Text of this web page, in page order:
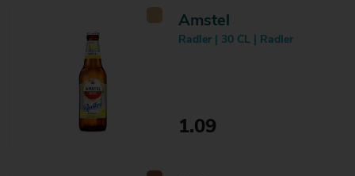
Amstel
Radler | 30 CL | Radler
1.09